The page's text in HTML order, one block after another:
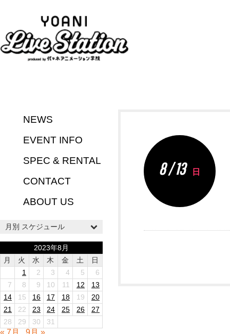
NEWS
EVENT INFO
SPEC & RENTAL
CONTACT
ABOUT US
月別 スケジュール
2023年8月
月
火 水 木 金 土
日
1
2 3 4 5
6
7
8 9 10 11 12
13
14
15 16 17 18 19
20
21
22 23 24 25 26
27
28
29 30 31
« 7月 9月 »
8 / 13 日